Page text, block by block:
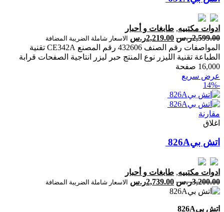
ادوات مكتبيه, طابغات و أحبار
2,599.00ر.س 2,219.00ر.س الاسعار شاملة الضريبة المضافة
المواصفات رقم الصنف 432606 رقم المصنع CE342A تقنية
الطباعة تقنية الليزر نوع المنتج حبر ليزر انتاجية الصفحات ‎قرابة
16,000 صفحة‎
عرض سريع
-14%
مقارنة
اغلاق
اتش بي‎‎ ‎826‎A
ادوات مكتبيه, طابغات و أحبار
3,200.00ر.س 2,739.00ر.س الاسعار شاملة الضريبة المضافة
اتش بي‎‎ ‎826‎A